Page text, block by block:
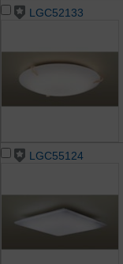
LGC52133
LGC55124